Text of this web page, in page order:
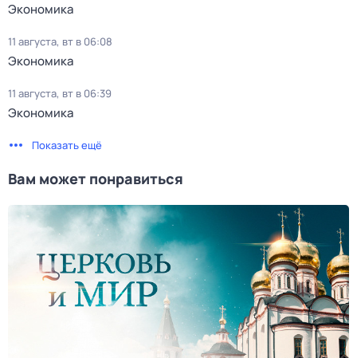
Экономика
11 августа, вт в 06:08
Экономика
11 августа, вт в 06:39
Экономика
Показать ещё
Вам может понравиться